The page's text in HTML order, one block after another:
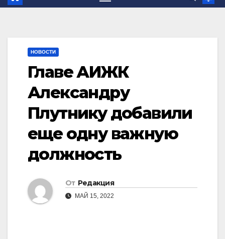
НОВОСТИ
Главе АИЖК
Александру
Плутнику добавили
еще одну важную
должность
От Редакция
МАЙ 15, 2022